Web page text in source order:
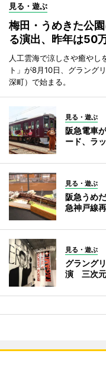
見る・遊ぶ
梅田・うめきた公
る演出、昨年は50
人工雲海で涼しさや癒やし
ト」が8月10日、グラング
深町）で始まる。
見る・遊ぶ
阪急電車
ード、ラ
見る・遊ぶ
阪急うめ
急神戸線
見る・遊ぶ
グラング
演 三次元